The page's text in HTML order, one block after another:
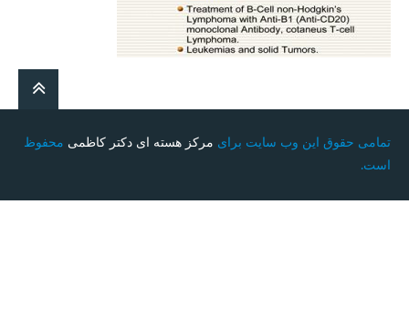
تمامی حقوق این وب سایت برای مرکز هسته ای دکتر کاظمی محفوظ
است.